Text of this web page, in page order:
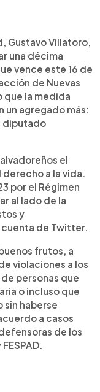
Gustavo Villatoro,
una décima
vence este 16 de
de Nuevas
que la medida
un agregado más:
diputado
el
a la vida.
por el Régimen
al lado de la
y
cuenta de Twitter.
frutos, a
violaciones a los
personas que
o incluso que
sin haberse
a casos
de los